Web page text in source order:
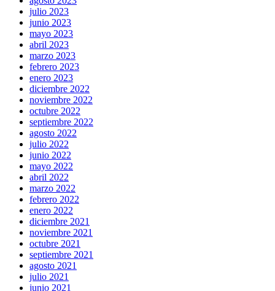
julio 2023
junio 2023
mayo 2023
abril 2023
marzo 2023
febrero 2023
enero 2023
diciembre 2022
noviembre 2022
octubre 2022
septiembre 2022
agosto 2022
julio 2022
junio 2022
mayo 2022
abril 2022
marzo 2022
febrero 2022
enero 2022
diciembre 2021
noviembre 2021
octubre 2021
septiembre 2021
agosto 2021
julio 2021
junio 2021